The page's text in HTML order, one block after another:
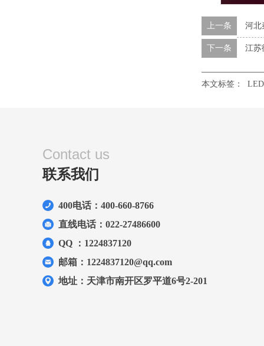
上一条 河北
下一条 江苏
本文标签：
Contact us
联系我们
400电话：400-660-8766
直线电话：022-27486600
QQ ：1224837120
邮箱：1224837120@qq.com
地址：天津市南开区罗平道6号2-201